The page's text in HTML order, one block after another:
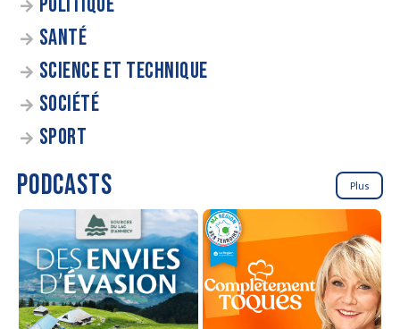
SANTÉ
SCIENCE ET TECHNIQUE
SOCIÉTÉ
SPORT
PODCASTS Plus